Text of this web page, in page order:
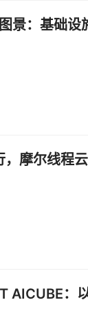
景：基础设
摩尔线程
AICUBE：